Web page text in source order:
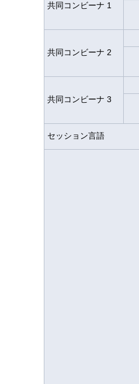
共同コンビーナ 1
共同コンビーナ 2
共同コンビーナ 3
セッション言語